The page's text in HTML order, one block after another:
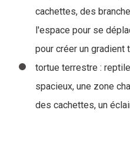
cachettes, des
l'espace pour se
pour créer un gradient
tortue terrestre :
spacieux, une zone
des cachettes, un